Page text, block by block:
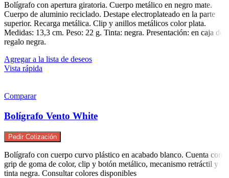
Bolígrafo con apertura giratoria. Cuerpo metálico en negro mate.
Cuerpo de aluminio reciclado. Destape electroplateado en la parte
superior. Recarga metálica. Clip y anillos metálicos color plata.
Medidas: 13,3 cm. Peso: 22 g. Tinta: negra. Presentación: en caja de
regalo negra.
Agregar a la lista de deseos
Vista rápida
Comparar
Bolígrafo Vento White
Pedir Cotización
Bolígrafo con cuerpo curvo plástico en acabado blanco. Cuenta con
grip de goma de color, clip y botón metálico, mecanismo retráctil y
tinta negra. Consultar colores disponibles